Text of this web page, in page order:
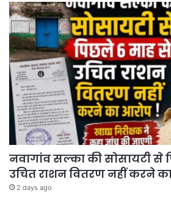
नवागांव सल्का की सोसायटी से
उचित राशन वितरण नहीं करने
2 days ago